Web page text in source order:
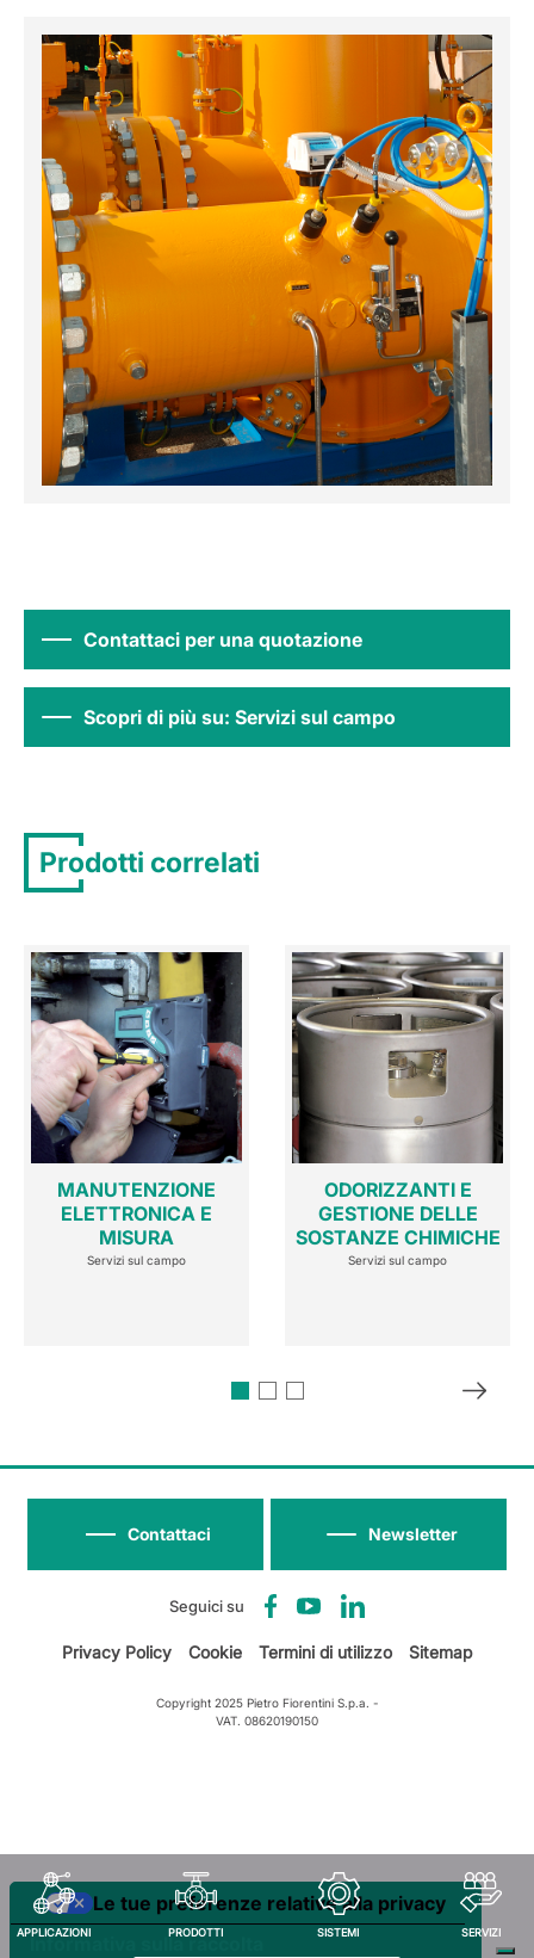
APPLICAZIONI PRODOTTI SISTEMI SERVIZI
Contattaci per una quotazione
Scopri di più su: Servizi sul campo
Prodotti correlati
MANUTENZIONE
ELETTRONICA E
MISURA
Servizi sul campo
ODORIZZANTI E
GESTIONE DELLE
SOSTANZE CHIMICHE
Servizi sul campo
Seguici su
Newsletter
Contattaci
Privacy Policy Cookie Termini di utilizzo Sitemap
Copyright 2025 Pietro Fiorentini S.p.a. -
VAT. 08620190150
Informativa sulla raccolta
Le tue preferenze relative alla privacy